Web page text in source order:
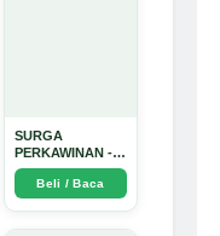
SURGA
PERKAWINAN -
Arda Dinata
Beli / Baca